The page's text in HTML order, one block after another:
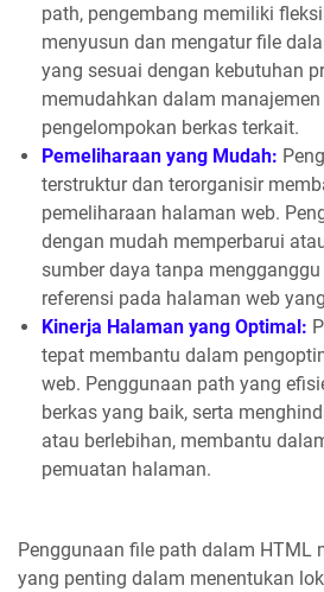
path, pengembang memiliki
menyusun dan mengatur file
yang sesuai dengan kebutuhan
memudahkan dalam
pengelompokan berkas terkait.
Pemeliharaan yang Mudah:
terstruktur dan terorganisir
pemeliharaan halaman web.
dengan mudah memperbarui
sumber daya tanpa
referensi pada halaman web
Kinerja Halaman yang Optimal:
tepat membantu dalam
web. Penggunaan path yang
berkas yang baik, serta
atau berlebihan, membantu
pemuatan halaman.
Penggunaan file path dalam HTML
yang penting dalam menentukan